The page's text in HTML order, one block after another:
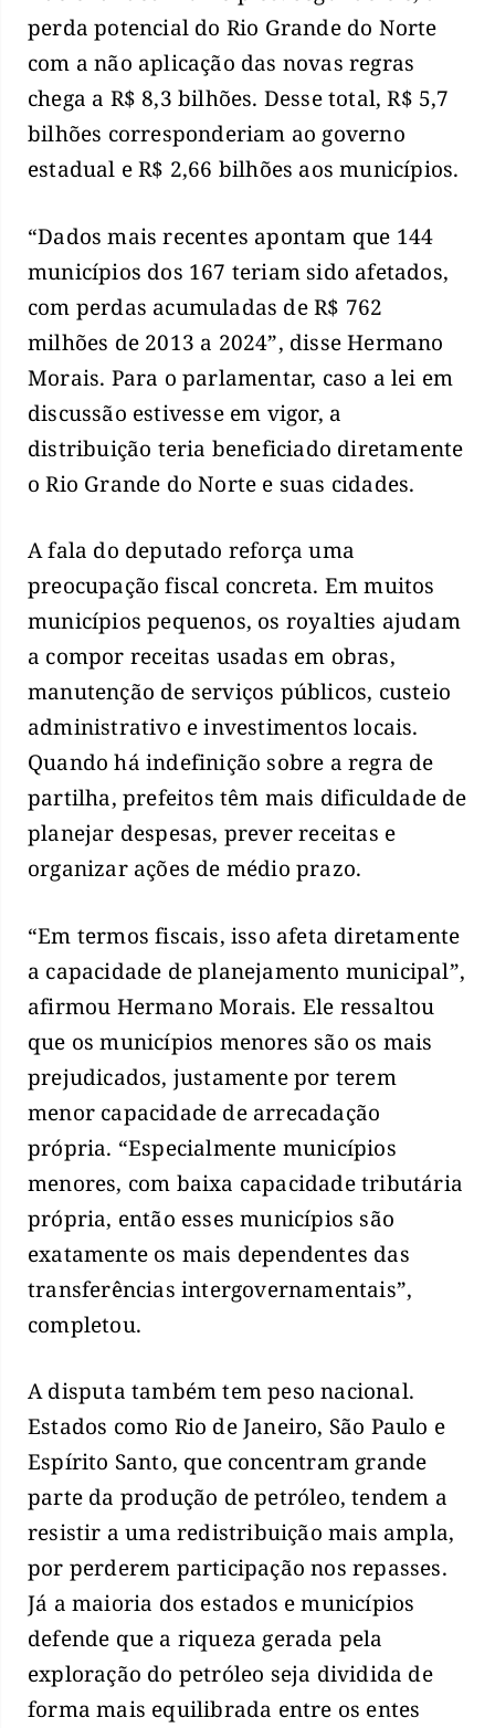
perda potencial do Rio Grande do Norte
com a não aplicação das novas regras
chega a R$ 8,3 bilhões. Desse total, R$ 5,7
bilhões corresponderiam ao governo
estadual e R$ 2,66 bilhões aos municípios.
“Dados mais recentes apontam que 144
municípios dos 167 teriam sido afetados,
com perdas acumuladas de R$ 762
milhões de 2013 a 2024”, disse Hermano
Morais. Para o parlamentar, caso a lei em
discussão estivesse em vigor, a
distribuição teria beneficiado diretamente
o Rio Grande do Norte e suas cidades.
A fala do deputado reforça uma
preocupação fiscal concreta. Em muitos
municípios pequenos, os royalties ajudam
a compor receitas usadas em obras,
manutenção de serviços públicos, custeio
administrativo e investimentos locais.
Quando há indefinição sobre a regra de
partilha, prefeitos têm mais dificuldade de
planejar despesas, prever receitas e
organizar ações de médio prazo.
“Em termos fiscais, isso afeta diretamente
a capacidade de planejamento municipal”,
afirmou Hermano Morais. Ele ressaltou
que os municípios menores são os mais
prejudicados, justamente por terem
menor capacidade de arrecadação
própria. “Especialmente municípios
menores, com baixa capacidade tributária
própria, então esses municípios são
exatamente os mais dependentes das
transferências intergovernamentais”,
completou.
A disputa também tem peso nacional.
Estados como Rio de Janeiro, São Paulo e
Espírito Santo, que concentram grande
parte da produção de petróleo, tendem a
resistir a uma redistribuição mais ampla,
por perderem participação nos repasses.
Já a maioria dos estados e municípios
defende que a riqueza gerada pela
exploração do petróleo seja dividida de
forma mais equilibrada entre os entes